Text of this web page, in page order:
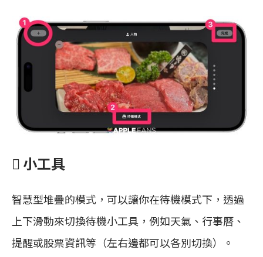
 小工具
智慧型堆疊的模式，可以讓你在待機模式下，透過
上下滑動來切換待機小工具，例如天氣、行事曆、
提醒或股票資訊等（左右邊都可以各別切換）。